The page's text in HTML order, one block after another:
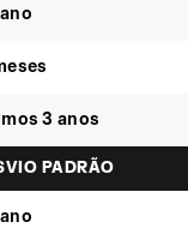
3 anos
PADRÃO